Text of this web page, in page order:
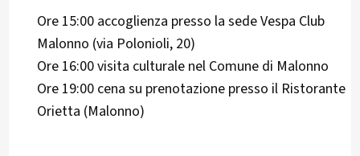
Ore 15:00 accoglienza presso la sede Vespa Club
Malonno (via Polonioli, 20)
Ore 16:00 visita culturale nel Comune di Malonno
Ore 19:00 cena su prenotazione presso il Ristorante
Orietta (Malonno)